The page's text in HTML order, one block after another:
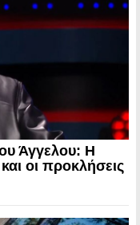
Άγγελου: Η
οι προκλήσεις